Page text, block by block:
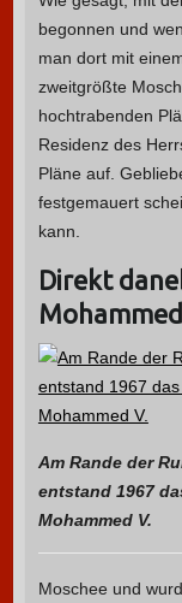
begonnen und
man dort mit
zweitgrößte
hochtrabenden
Residenz des
Pläne auf.
festgemauert
kann.
Direkt
Am Rande der
entstand 1967
Mohammed V.
Moschee und